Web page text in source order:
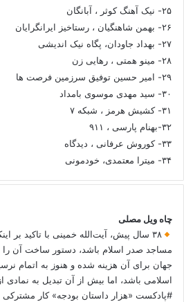
۲۵- نیک آهنگ کوثر ، آبانگان
۲۶- بهمن شاهنگیان ، رستاخیز ایرانگرایان
۲۷- بهداد جاودان، پگاه نیک اندیشی
۲۸- مینو همتی ، رهایی زن
۲۹- امیر حسین توفیق سرزمین فرصت ها
۳۰- سید مهدی موسوی بامداد
۳۱- کشیش هرمز ، شبکه ۷
۳۲-بهنام پارسی ، ۹۱۱
۳۳- کوروش عرفانی ، دیدگاه
۳۴- میترا معتمدی، خودمونی
چاه ویل مصلی
۳۸ سال پیش، آیت‌الله خمینی با تاکید بر
مساجد صدر اسلام باشد، دستور ساخت آن
جهان برای آن هزینه شده و هنوز به اتمام
اسلامی باشد، اما بیش از آن تبدیل به
#پادکست «هزار داستان بودجه» کار مشترکی